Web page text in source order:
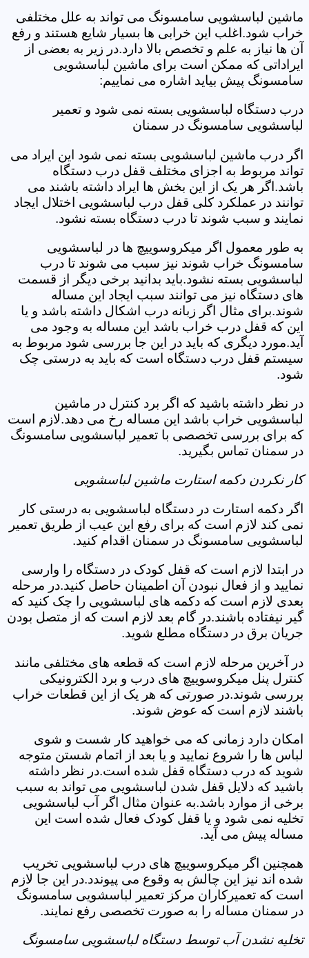
ماشین لباسشویی سامسونگ می تواند به علل مختلفی
خراب شود.اغلب این خرابی ها بسیار شایع هستند و رفع
آن ها نیاز به علم و تخصص بالا دارد.در زیر به بعضی از
ایراداتی که ممکن است برای ماشین لباسشویی
سامسونگ پیش بیاید اشاره می نماییم:
درب دستگاه لباسشویی بسته نمی شود و تعمیر
لباسشویی سامسونگ در سمنان
اگر درب ماشین لباسشویی بسته نمی شود این ایراد می
تواند مربوط به اجزای مختلف قفل درب دستگاه
باشد.اگر هر یک از این بخش ها ایراد داشته باشند می
توانند در عملکرد کلی قفل درب لباسشویی اختلال ایجاد
نمایند و سبب شوند تا درب دستگاه بسته نشود.
به طور معمول اگر میکروسوییچ ها در لباسشویی
سامسونگ خراب شوند نیز سبب می شوند تا درب
لباسشویی بسته نشود.باید بدانید برخی دیگر از قسمت
های دستگاه نیز می توانند سبب ایجاد این مساله
شوند.برای مثال اگر زبانه درب اشکال داشته باشد و یا
این که قفل درب خراب باشد این مساله به وجود می
آید.مورد دیگری که باید در این جا بررسی شود مربوط به
سیستم قفل درب دستگاه است که باید به درستی چک
شود.
در نظر داشته باشید که اگر برد کنترل در ماشین
لباسشویی خراب باشد این مساله رخ می دهد.لازم است
که برای بررسی تخصصی با تعمیر لباسشویی سامسونگ
در سمنان تماس بگیرید.
کار نکردن دکمه استارت ماشین لباسشویی
اگر دکمه استارت در دستگاه لباسشویی به درستی کار
نمی کند لازم است که برای رفع این عیب از طریق تعمیر
لباسشویی سامسونگ در سمنان اقدام کنید.
در ابتدا لازم است که قفل کودک در دستگاه را وارسی
نمایید و از فعال نبودن آن اطمینان حاصل کنید.در مرحله
بعدی لازم است که دکمه های لباسشویی را چک کنید که
گیر نیفتاده باشند.در گام بعد لازم است که از متصل بودن
جریان برق در دستگاه مطلع شوید.
در آخرین مرحله لازم است که قطعه های مختلفی مانند
کنترل پنل میکروسوییچ های درب و برد الکترونیکی
بررسی شوند.در صورتی که هر یک از این قطعات خراب
باشند لازم است که عوض شوند.
امکان دارد زمانی که می خواهید کار شست و شوی
لباس ها را شروع نمایید و یا بعد از اتمام شستن متوجه
شوید که درب دستگاه قفل شده است.در نظر داشته
باشید که دلایل قفل شدن لباسشویی می تواند به سبب
برخی از موارد باشد.به عنوان مثال اگر آب لباسشویی
تخلیه نمی شود و یا قفل کودک فعال شده است این
مساله پیش می آید.
همچنین اگر میکروسوییچ های درب لباسشویی تخریب
شده اند نیز این چالش به وقوع می پیوندد.در این جا لازم
است که تعمیرکاران مرکز تعمیر لباسشویی سامسونگ
در سمنان مساله را به صورت تخصصی رفع نمایند.
تخلیه نشدن آب توسط دستگاه لباسشویی سامسونگ